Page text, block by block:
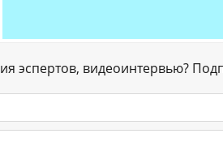
эспертов, видеоинтервью?